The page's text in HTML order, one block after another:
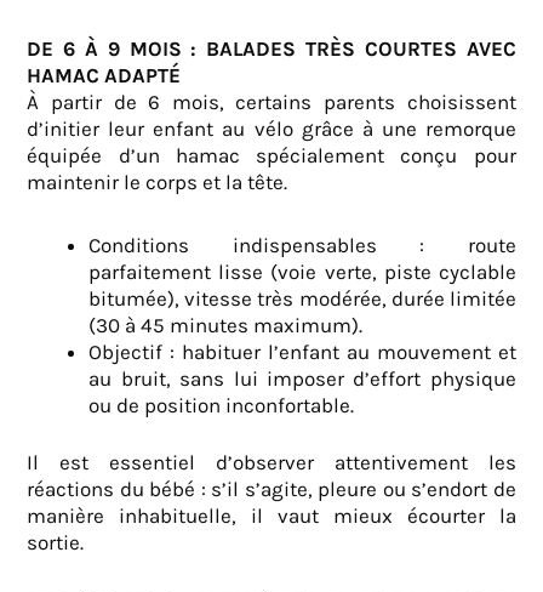
DE 6 À 9 MOIS : BALADES TRÈS COURTES AVEC
HAMAC ADAPTÉ
À partir de 6 mois, certains parents choisissent
d’initier leur enfant au vélo grâce à une remorque
équipée d’un hamac spécialement conçu pour
maintenir le corps et la tête.
Conditions indispensables : route
parfaitement lisse (voie verte, piste cyclable
bitumée), vitesse très modérée, durée limitée
(30 à 45 minutes maximum).
Objectif : habituer l’enfant au mouvement et
au bruit, sans lui imposer d’effort physique
ou de position inconfortable.
Il est essentiel d’observer attentivement les
réactions du bébé : s’il s’agite, pleure ou s’endort de
manière inhabituelle, il vaut mieux écourter la
sortie.